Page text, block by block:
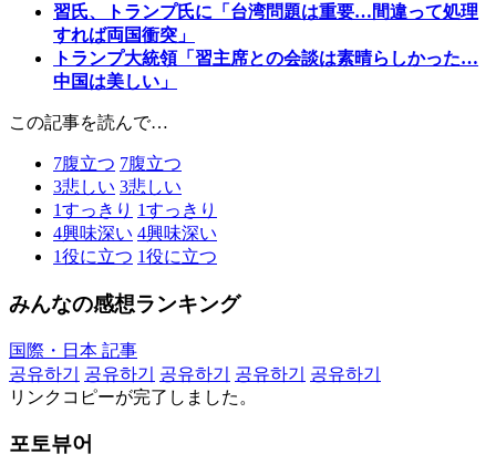
習氏、トランプ氏に「台湾問題は重要…間違って処理
すれば両国衝突」
トランプ大統領「習主席との会談は素晴らしかった…
中国は美しい」
この記事を読んで…
7腹立つ 7腹立つ
3悲しい 3悲しい
1すっきり 1すっきり
4興味深い 4興味深い
1役に立つ 1役に立つ
みんなの感想ランキング
国際・日本 記事
공유하기
공유하기 공유하기 공유하기
공유하기
リンクコピーが完了しました。
포토뷰어